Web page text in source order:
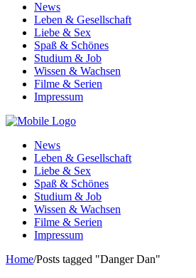
News
Leben & Gesellschaft
Liebe & Sex
Spaß & Schönes
Studium & Job
Wissen & Wachsen
Filme & Serien
Impressum
News
Leben & Gesellschaft
Liebe & Sex
Spaß & Schönes
Studium & Job
Wissen & Wachsen
Filme & Serien
Impressum
Home/Posts tagged "Danger Dan"